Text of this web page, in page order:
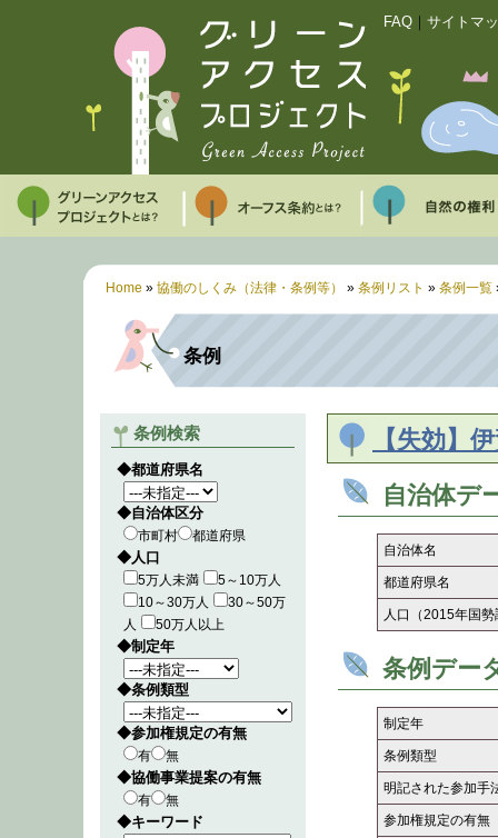
FAQ サイトマ
Home » 協働のしくみ（法律・条例等） » 条例リスト » 条例一覧
条例
条例検索
◆都道府県名
◆自治体区分
市町村 都道府県
◆人口
5万人未満
5～10万人
10～30万人
30～50万
人
50万人以上
◆制定年
◆条例類型
◆参加権規定の有無
有 無
◆協働事業提案の有無
有 無
◆キーワード
【失効】
自治体デ
自治体名
都道府県名
人口（2015年国勢
条例デー
制定年
条例類型
明記された参加手
参加権規定の有無